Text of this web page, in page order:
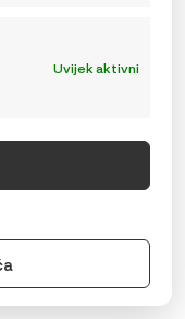
Uvijek aktivni
Indigo Rose
TRENUTNA
JE:
44,99 €.